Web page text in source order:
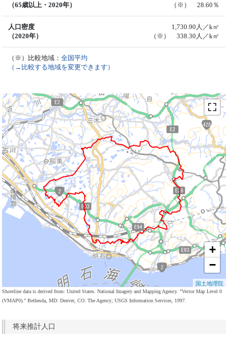
（65歳以上・2020年）
（※） 28.60％
人口密度
（2020年）
1,730.90人／k㎡
（※） 338.30人／k㎡
（※）比較地域：全国平均
（→比較する地域を変更できます）
+
−
国土地理院
Shoreline data is derived from: United States. National Imagery and Mapping Agency. "Vector Map Level 0
(VMAP0)." Bethesda, MD: Denver, CO: The Agency; USGS Information Services, 1997.
将来推計人口